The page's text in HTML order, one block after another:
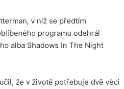
v níž se předtím
programu odehrál
alba Shadows In The Night
že v životě potřebuje dvě věci